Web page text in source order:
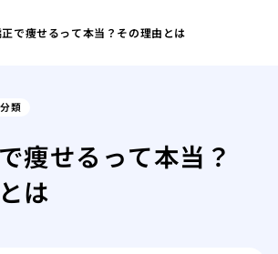
で痩せるって本当？その理由とは
類
痩せるって本当？
は